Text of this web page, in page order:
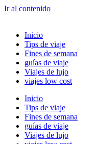
Ir al contenido
Inicio
Tips de viaje
Fines de semana
guías de viaje
Viajes de lujo
viajes low cost
Inicio
Tips de viaje
Fines de semana
guías de viaje
Viajes de lujo